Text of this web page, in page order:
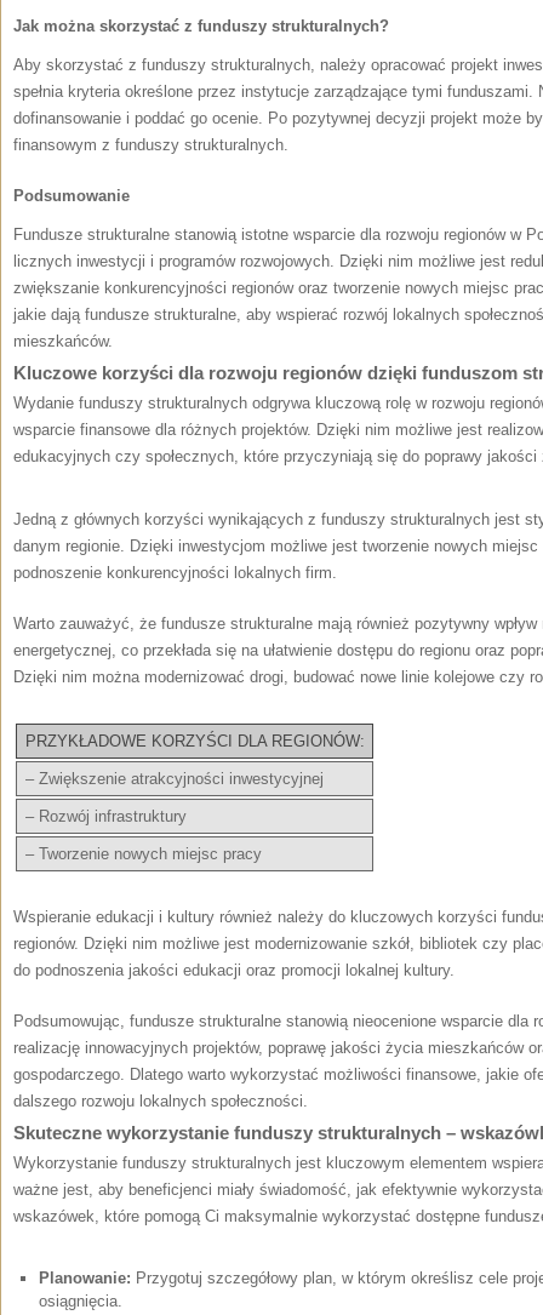
Jak można skorzystać z funduszy strukturalnych?
Aby​ skorzystać z funduszy strukturalnych, należy opracować projekt‌
spełnia⁣ kryteria określone przez instytucje zarządzające⁢ tymi funduszami.
dofinansowanie i poddać go ocenie. Po pozytywnej decyzji projekt może
finansowym z funduszy strukturalnych.
Podsumowanie
Fundusze strukturalne stanowią istotne wsparcie‌ dla rozwoju regionów w
licznych inwestycji i ⁢programów rozwojowych. Dzięki nim możliwe jest
zwiększanie ⁢konkurencyjności regionów oraz tworzenie nowych miejsc⁤
jakie ⁤dają ⁣fundusze strukturalne, aby wspierać rozwój​ lokalnych
mieszkańców.
Kluczowe korzyści dla rozwoju regionów dzięki funduszom
Wydanie funduszy ⁢strukturalnych odgrywa​ kluczową rolę w rozwoju
wsparcie finansowe dla‍ różnych projektów. Dzięki nim możliwe jest
edukacyjnych czy społecznych, które przyczyniają się do poprawy
Jedną z głównych korzyści wynikających z funduszy strukturalnych jest
danym regionie. Dzięki inwestycjom możliwe jest ⁣tworzenie nowych
podnoszenie ‍konkurencyjności lokalnych firm.
Warto zauważyć, że fundusze strukturalne mają również pozytywny
energetycznej, co przekłada się na ułatwienie dostępu⁢ do regionu ‍oraz
Dzięki nim można modernizować drogi, budować nowe linie kolejowe czy‍
PRZYKŁADOWE KORZYŚCI DLA REGIONÓW:
– Zwiększenie atrakcyjności inwestycyjnej
– Rozwój infrastruktury
– Tworzenie nowych miejsc pracy
Wspieranie edukacji i kultury również należy do‌ kluczowych ⁤korzyści
regionów. Dzięki nim możliwe jest modernizowanie szkół, bibliotek czy
do podnoszenia jakości edukacji oraz promocji lokalnej kultury.
Podsumowując, fundusze strukturalne stanowią nieocenione ​wsparcie‌ dla
realizację innowacyjnych projektów, poprawę ‌jakości życia mieszkańców
gospodarczego. Dlatego warto⁢ wykorzystać możliwości finansowe, jakie
dalszego rozwoju lokalnych społeczności.
Skuteczne wykorzystanie funduszy strukturalnych –
Wykorzystanie funduszy strukturalnych jest kluczowym elementem
ważne jest, aby beneficjenci miały świadomość,​ jak efektywnie
wskazówek, które pomogą ‍Ci maksymalnie⁢ wykorzystać dostępne
Planowanie: Przygotuj szczegółowy plan, w którym określisz cele
osiągnięcia.